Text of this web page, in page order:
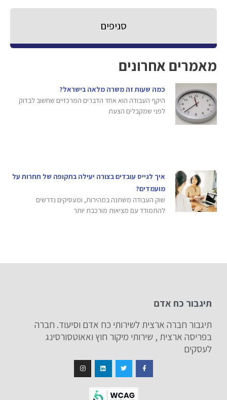
סניפים
מאמרים אחרונים
כמה שעות זה משרה מלאה בישראל?
היקף העבודה הוא אחד הדברים המרכזיים שחשוב לבדוק
לפני שמקבלים הצעת
איך לגייס עובדים בצורה יעילה בתקופה של תחרות על
מועמדים?
שוק העבודה משתנה במהירות, ומעסיקים נדרשים
להתמודד עם מציאות מורכבת יותר
תיגבור כח אדם
תיגבור חברה ארצית לשירותי כח אדם וסיעוד. חברה
בפריסה ארצית , שירותי מיקור חוץ ואאוטסורסינג
לעסקים